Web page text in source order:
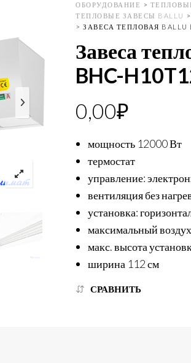
ОБОРУДОВАНИЕ
>
ТЕПЛОВЫЕ ЗАВЕСЫ BALLU
>ЗАВЕСА ТЕПЛОВАЯ BALLU
Завеса
BHC-
0,00₽
мощность 12000 Вт
термостат
управление:
вентиляция без
установка:
максимальный
макс. высота
ширина 112 см
СРАВНИТЬ